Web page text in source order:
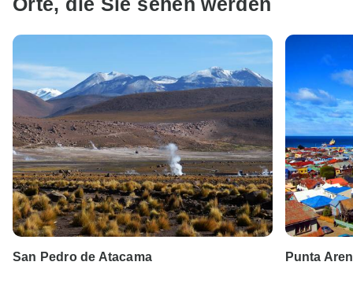
San Pedro de Atacama Punta